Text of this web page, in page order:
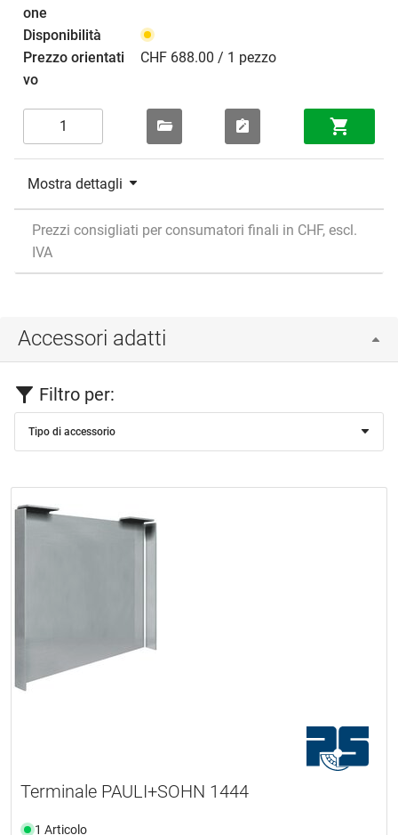
CHF 688.00 / 1 pezzo
Mostra dettagli
Prezzi consigliati per consumatori finali in CHF, escl.
IVA
Accessori adatti
Filtro per:
Tipo di accessorio
Terminale PAULI+SOHN 1444
1 Articolo